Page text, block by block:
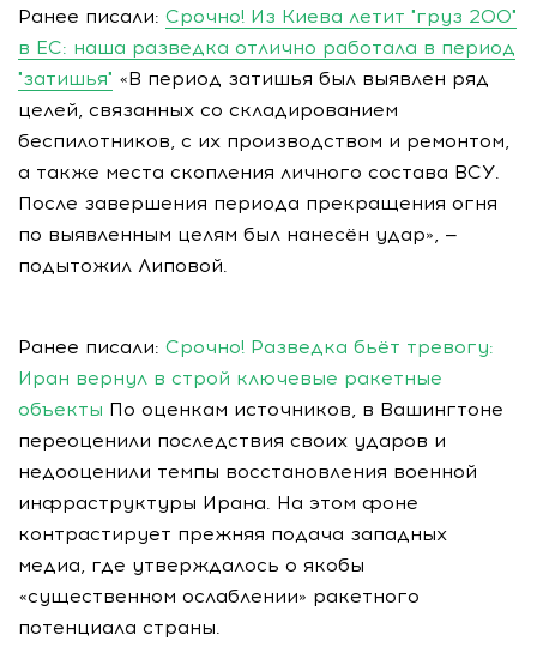
Ранее писали: Срочно! Из Киева летит "груз 200"
в ЕС: наша разведка отлично работала в период
"затишья" «В период затишья был выявлен ряд
целей, связанных со складированием
беспилотников, с их производством и ремонтом,
а также места скопления личного состава ВСУ.
После завершения периода прекращения огня
по выявленным целям был нанесён удар», —
подытожил Липовой.
Ранее писали: Срочно! Разведка бьёт тревогу:
Иран вернул в строй ключевые ракетные
объекты По оценкам источников, в Вашингтоне
переоценили последствия своих ударов и
недооценили темпы восстановления военной
инфраструктуры Ирана. На этом фоне
контрастирует прежняя подача западных
медиа, где утверждалось о якобы
«существенном ослаблении» ракетного
потенциала страны.